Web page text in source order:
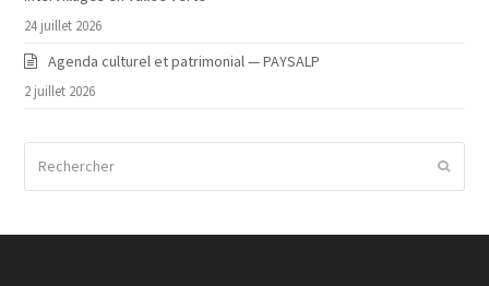
24 juillet 2026
Agenda culturel et patrimonial — PAYSALP
2 juillet 2026